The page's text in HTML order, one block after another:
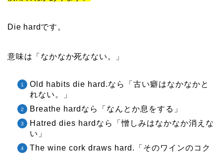
Die hardです。
意味は「なかなか死なない。」
Old habits die hard.なら「古い癖はなかなかと
れない。」
Breathe hardなら「なんとか息をする」
Hatred dies hardなら「憎しみはなかなか消えな
い」
The wine cork draws hard.「そのワインのコク